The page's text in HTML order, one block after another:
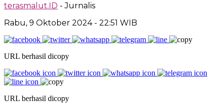
terasmalut.ID - Jurnalis
Rabu, 9 Oktober 2024 - 22:51 WIB
URL berhasil dicopy
URL berhasil dicopy